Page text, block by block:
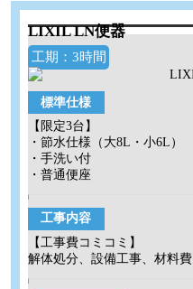
LIXIL LN便器
工期：3時間
標準仕様
【限定3台】
・節水仕様（大8L・小6L）
・手洗い付
・普通便座
工事内容
【工事費コミコミ】
解体処分、設備工事、材料費